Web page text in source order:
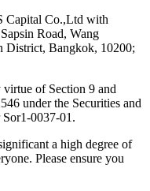
Capital Co.,Ltd with
Road, Wang
District, Bangkok, 10200;
virtue of Section 9 and
under the Securities and
0037-01.
a high degree of
Please ensure you